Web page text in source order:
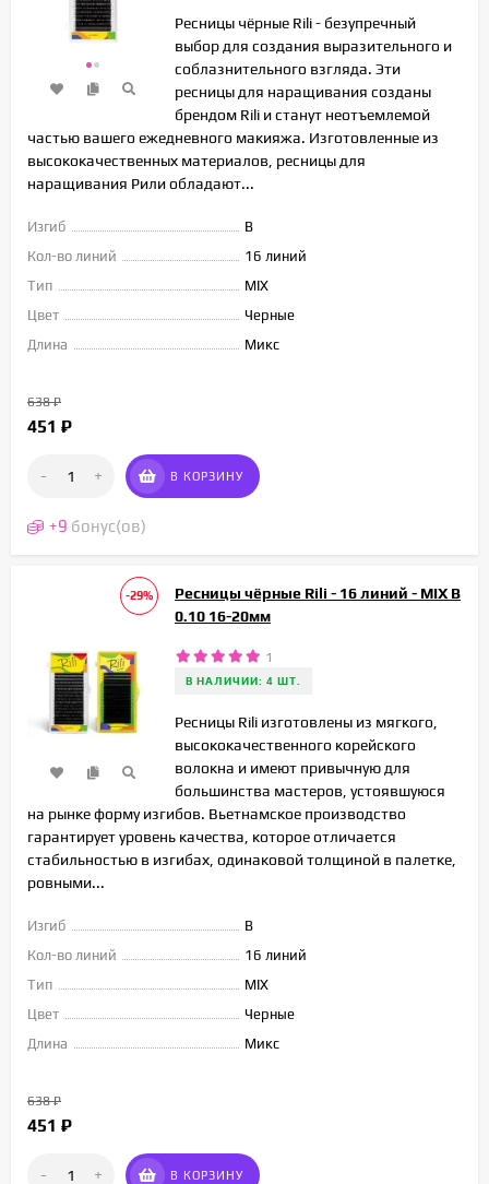
Ресницы чёрные Rili - безупречный
выбор для создания выразительного и
соблазнительного взгляда. Эти
ресницы для наращивания созданы
брендом Rili и станут неотъемлемой
частью вашего ежедневного макияжа. Изготовленные из
высококачественных материалов, ресницы для
наращивания Рили обладают...
Изгиб
B
Кол-во линий
16 линий
Тип
MIX
Цвет
Черные
Длина
Микс
638₽
451 ₽
- + В КОРЗИНУ
+9 бонус(ов)
-29%
Ресницы чёрные Rili - 16 линий - MIX B
0.10 16-20мм
1
В НАЛИЧИИ: 4 ШТ.
Ресницы Rili изготовлены из мягкого,
высококачественного корейского
волокна и имеют привычную для
большинства мастеров, устоявшуюся
на рынке форму изгибов. Вьетнамское производство
гарантирует уровень качества, которое отличается
стабильностью в изгибах, одинаковой толщиной в палетке,
ровными...
Изгиб
B
Кол-во линий
16 линий
Тип
MIX
Цвет
Черные
Длина
Микс
638₽
451 ₽
- + В КОРЗИНУ